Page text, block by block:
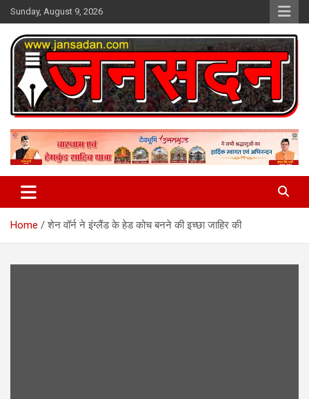
Skip
to
content
Sunday, August 9, 2026
Jan Sadan
Home शेन वॉर्न ने इंग्लैंड के हेड कोच बनने की इच्छा जाहिर की